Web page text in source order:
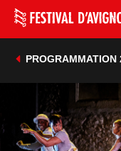
PROGRAMMATION